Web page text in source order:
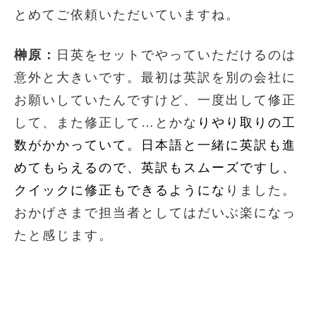
とめてご依頼いただいていますね。
榊原： 日英をセットでやっていただけるのは
意外と大きいです。最初は英訳を別の会社に
お願いしていたんですけど、一度出して修正
して、また修正して…とかな りやり取りの工
数がかかっていて。日本語と一緒に英訳も進
めてもらえるので、英訳もスムーズですし、
クイックに修正もできるようにな りました。
おかげさまで担当者としてはだいぶ楽になっ
たと感じます。